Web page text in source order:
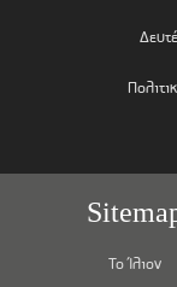
Το Ίλιον